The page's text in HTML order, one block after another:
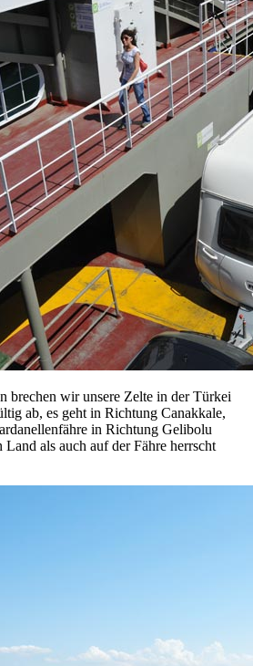
brechen wir unsere Zelte in der Türkei
ab, es geht in Richtung Canakkale,
in Richtung Gelibolu
als auch auf der Fähre herrscht